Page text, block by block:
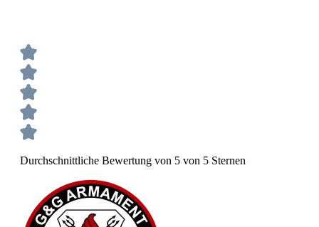
Durchschnittliche Bewertung von 5 von 5 Sternen